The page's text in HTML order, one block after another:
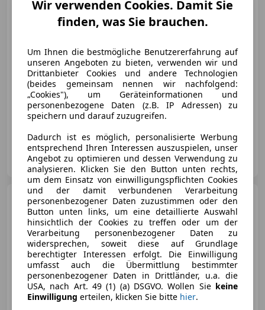
€ 28 990
01/2022 40 466 km Benzin
110 kW (150 PS)
„Österreichs größtes Gebrauchtwagen-Outlet“
Onlinecars Vertriebs GmbH
AT-8143 Dobl bei Lieboch
Audi Q3 35 TDI intense S-
tronic*Mwst.*AHK*Pano*8Fach*
€ 37 250 1
Wir verwenden Cookies. Damit Sie
finden, was Sie brauchen.
Um Ihnen die bestmögliche Benutzererfahrung auf
unseren Angeboten zu bieten, verwenden wir und
Drittanbieter Cookies und andere Technologien
(beides gemeinsam nennen wir nachfolgend:
„Cookies"), um Geräteinformationen und
personenbezogene Daten (z.B. IP Adressen) zu
speichern und darauf zuzugreifen.
Dadurch ist es möglich, personalisierte Werbung
entsprechend Ihren Interessen auszuspielen, unser
Angebot zu optimieren und dessen Verwendung zu
analysieren. Klicken Sie den Button unten rechts,
um dem Einsatz von einwilligungspflichten Cookies
und der damit verbundenen Verarbeitung
personenbezogener Daten zuzustimmen oder den
Button unten links, um eine detaillierte Auswahl
hinsichtlich der Cookies zu treffen oder um der
Verarbeitung personenbezogener Daten zu
widersprechen, soweit diese auf Grundlage
berechtigter Interessen erfolgt. Die Einwilligung
umfasst auch die Übermittlung bestimmter
personenbezogener Daten in Drittländer, u.a. die
USA, nach Art. 49 (1) (a) DSGVO. Wollen Sie keine
Einwilligung erteilen, klicken Sie bitte hier.